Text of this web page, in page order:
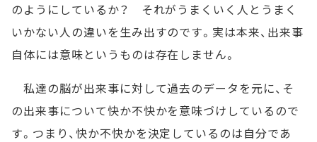
のようにしているか？ それがうまくいく人とうまく
いかない人の違いを生み出すのです。実は本来、出来事
自体には意味というものは存在しません。
私達の脳が出来事に対して過去のデータを元に、そ
の出来事について快か不快かを意味づけしているので
す。つまり、快か不快かを決定しているのは自分であ